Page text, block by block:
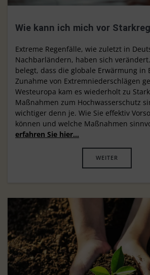
Wie kann ich mich vor
Extreme Regenfälle, wie zuletzt in
Nachbarländern, haben sich
belegt, dass die globale Erwärmung in
Zunahme von Extremniederschlägen
Westeuropa kam es wiederholt zu
Maßnahmen zum Hochwasserschutz
wichtiger denn je. Wie Sie effektiv
können und welche Maßnahmen
erfahren Sie hier…
WEITER